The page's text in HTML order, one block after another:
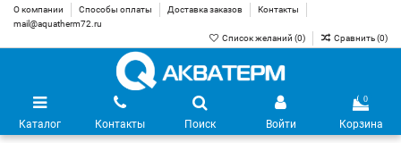
О компании Способы оплаты Доставка заказов
Контакты
mail@aquatherm72.ru
Список желаний (0) Сравнить (0)
Каталог Контакты Поиск Войти
0
Корзина